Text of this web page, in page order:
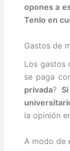
opones a
Tenlo en
Gastos de
Los gastos
se paga
privada?
la opinión
A modo de